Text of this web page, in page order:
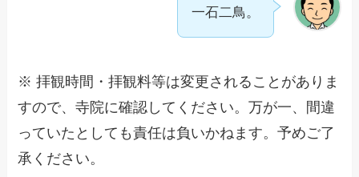
一石二鳥。
※ 拝観時間・拝観料等は変更されることがありま
すので、寺院に確認してください。万が一、間違
っていたとしても責任は負いかねます。予めご了
承ください。